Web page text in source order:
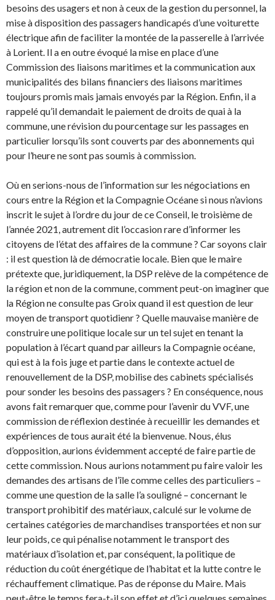
besoins des usagers et non à ceux de la gestion du personnel, la
mise à disposition des passagers handicapés d’une voiturette
électrique afin de faciliter la montée de la passerelle à l’arrivée
à Lorient. Il a en outre évoqué la mise en place d’une
Commission des liaisons maritimes et la communication aux
municipalités des bilans financiers des liaisons maritimes
toujours promis mais jamais envoyés par la Région. Enfin, il a
rappelé qu’il demandait le paiement de droits de quai à la
commune, une révision du pourcentage sur les passages en
particulier lorsqu’ils sont couverts par des abonnements qui
pour l’heure ne sont pas soumis à commission.
Où en serions-nous de l’information sur les négociations en
cours entre la Région et la Compagnie Océane si nous n’avions
inscrit le sujet à l’ordre du jour de ce Conseil, le troisième de
l’année 2021, autrement dit l’occasion rare d’informer les
citoyens de l’état des affaires de la commune ? Car soyons clair
: il est question là de démocratie locale. Bien que le maire
prétexte que, juridiquement, la DSP relève de la compétence de
la région et non de la commune, comment peut-on imaginer que
la Région ne consulte pas Groix quand il est question de leur
moyen de transport quotidienr ? Quelle mauvaise manière de
construire une politique locale sur un tel sujet en tenant la
population à l’écart quand par ailleurs la Compagnie océane,
qui est à la fois juge et partie dans le contexte actuel de
renouvellement de la DSP, mobilise des cabinets spécialisés
pour sonder les besoins des passagers ? En conséquence, nous
avons fait remarquer que, comme pour l’avenir du VVF, une
commission de réflexion destinée à recueillir les demandes et
expériences de tous aurait été la bienvenue. Nous, élus
d’opposition, aurions évidemment accepté de faire partie de
cette commission. Nous aurions notamment pu faire valoir les
demandes des artisans de l’île comme celles des particuliers –
comme une question de la salle l’a souligné – concernant le
transport prohibitif des matériaux, calculé sur le volume de
certaines catégories de marchandises transportées et non sur
leur poids, ce qui pénalise notamment le transport des
matériaux d’isolation et, par conséquent, la politique de
réduction du coût énergétique de l’habitat et la lutte contre le
réchauffement climatique. Pas de réponse du Maire. Mais